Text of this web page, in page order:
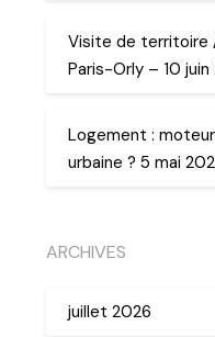
Visite de territoire
Paris-Orly – 10 juin
Logement :
urbaine ? 5 mai
ARCHIVES
juillet 2026